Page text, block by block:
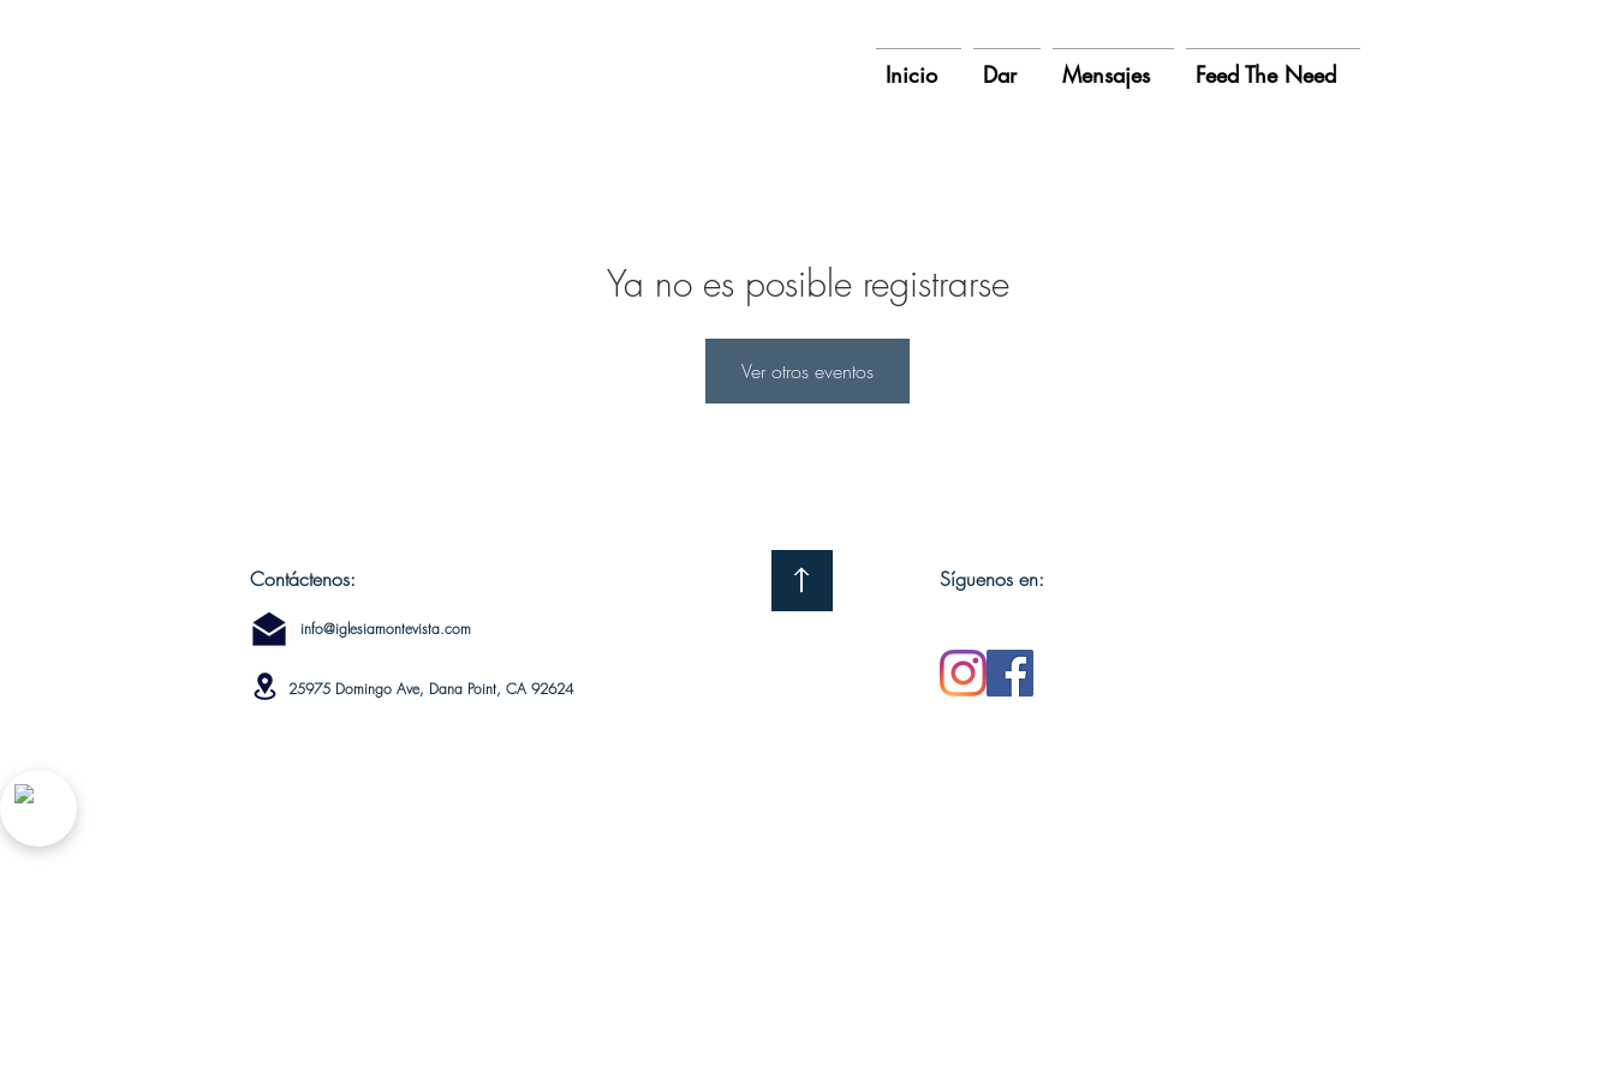
Inicio Dar Mensajes Feed The Need
Ya no es posible registrarse
Ver otros eventos
Contáctenos:
info@iglesiamontevista.com
25975 Domingo Ave, Dana Point, CA 92624
Síguenos en: